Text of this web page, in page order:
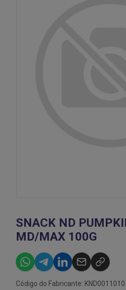
SNACK ND
MD/MAX 100G
Código do Fabricante: KND0011010